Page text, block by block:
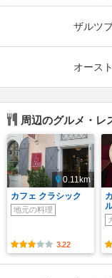
ザルツ
オース
周辺のグルメ・レ
0.11km
カフェ クラシック
地元の料理
3.22